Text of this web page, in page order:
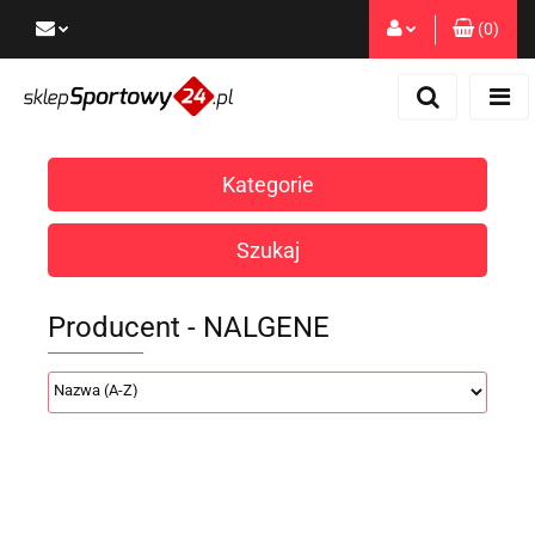
Dodaj zgłoszenie
Zgody cookies
(0)
Kategorie
Szukaj
Producent - NALGENE